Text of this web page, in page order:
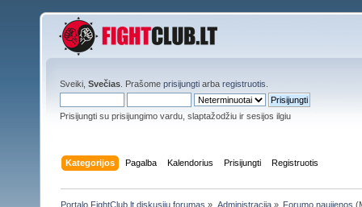
Sveiki, Svečias . Prašome prisijungti arba registruotis
Prisijungti su prisijungimo vardu, slaptažodžiu ir sesijos ilgiu
Kategorijos Pagalba Kalendorius Prisijungti Registruotis
Portalo FightClub.lt diskusijų forumas » Administracija» Forumo naujienos